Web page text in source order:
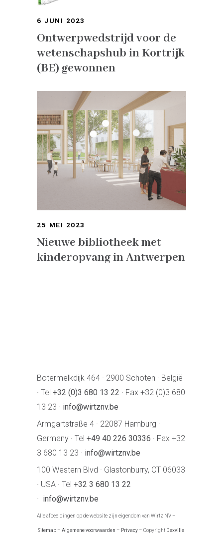
6 JUNI 2023
Ontwerpwedstrijd voor de
wetenschapshub in Kortrijk
(BE) gewonnen
25 MEI 2023
Nieuwe bibliotheek met
kinderopvang in Antwerpen
Botermelkdijk 464 · 2900 Schoten · België
· Tel +32 (0)3 680 13 22 · Fax +32 (0)3 680
13 23 · info@wirtznv.be
Armgartstraße 4 · 22087 Hamburg ·
Germany · Tel +49 40 226 30336 · Fax +32
3 680 13 23 · info@wirtznv.be
100 Western Blvd · Glastonburry, CT 06033
· USA · Tel +32 3 680 13 22
· info@wirtznv.be
Alle afbeeldingen op de website zijn eigendom van Wirtz NV –
Sitemap – Algemene voorwaarden – Privacy – Copyright Dexville